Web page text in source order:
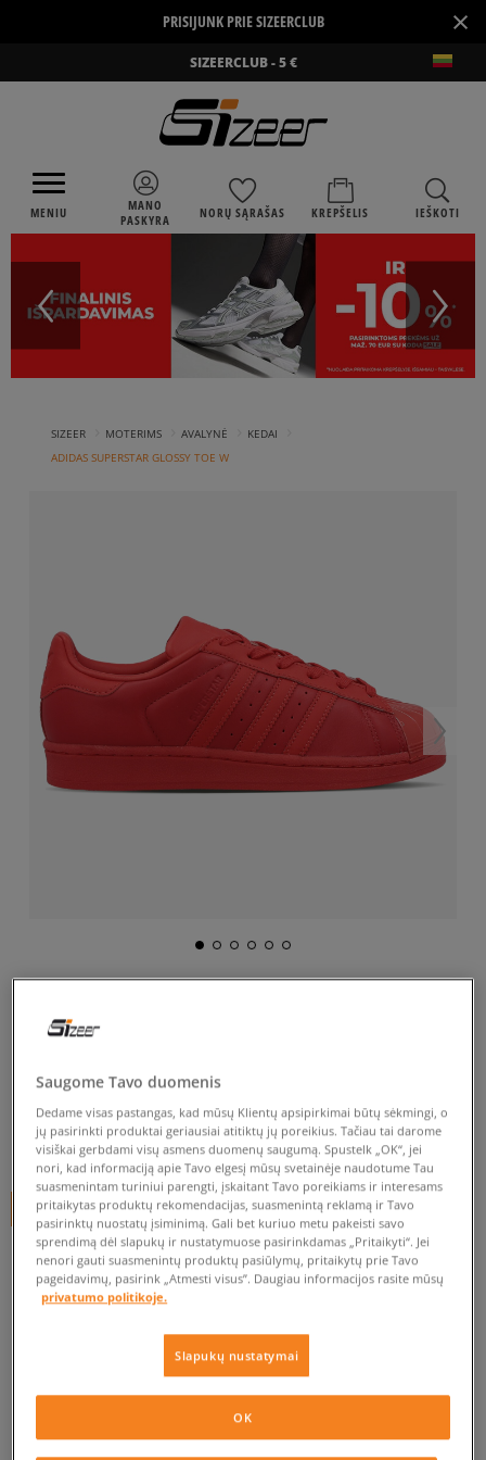
PRISIJUNK PRIE SIZEERCLUB ×
SIZEERCLUB - 5 €
MENIU
MANO
PASKYRA
NORŲ SĄRAŠAS KREPŠELIS IEŠKOTI
SIZEER MOTERIMS AVALYNĖ KEDAI
ADIDAS SUPERSTAR GLOSSY TOE W
TOE W
45€
+ 45 tšk. SizeerClub
Prekė neprieinama
EU dydžiai US dydžiai
PATIKRINK PRIEINAMUMĄ PARDUOTUVĖJE
Saugome Tavo duomenis
Dedame visas pastangas, kad mūsų Klientų apsipirkimai būtų sėkmingi, o
jų pasirinkti produktai geriausiai atitiktų jų poreikius. Tačiau tai darome
visiškai gerbdami visų asmens duomenų saugumą. Spustelk „OK“, jei
nori, kad informaciją apie Tavo elgesį mūsų svetainėje naudotume Tau
suasmenintam turiniui parengti, įskaitant Tavo poreikiams ir interesams
pritaikytas produktų rekomendacijas, suasmenintą reklamą ir Tavo
pasirinktų nuostatų įsiminimą. Gali bet kuriuo metu pakeisti savo
sprendimą dėl slapukų ir nustatymuose pasirinkdamas „Pritaikyti“. Jei
nenori gauti suasmenintų produktų pasiūlymų, pritaikytų prie Tavo
pageidavimų, pasirink „Atmesti visus”. Daugiau informacijos rasite mūsų
privatumo politikoje.
Slapukų nustatymai
OK